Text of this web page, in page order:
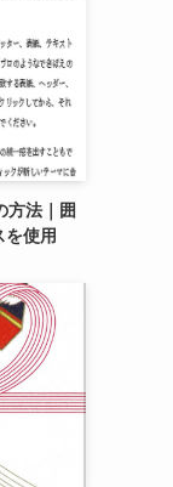
方法｜囲
を使用